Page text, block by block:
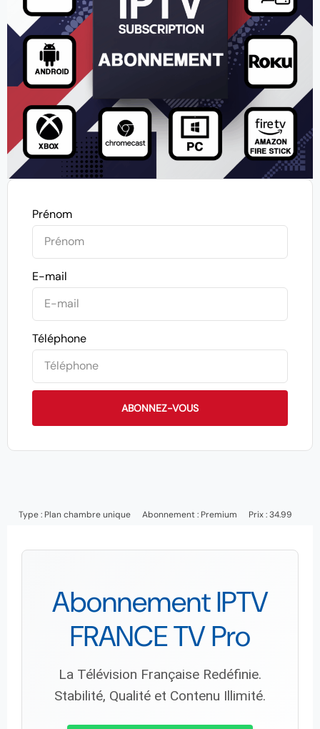
Prénom
E-mail
Téléphone
ABONNEZ-VOUS
Type : Plan chambre unique Abonnement : Premium Prix : 34.99
Abonnement IPTV
FRANCE TV Pro
La Télévision Française Redéfinie.
Stabilité, Qualité et Contenu Illimité.